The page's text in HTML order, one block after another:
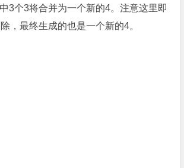
3个3将合并为一个新的4。注意这里即
，最终生成的也是一个新的4。